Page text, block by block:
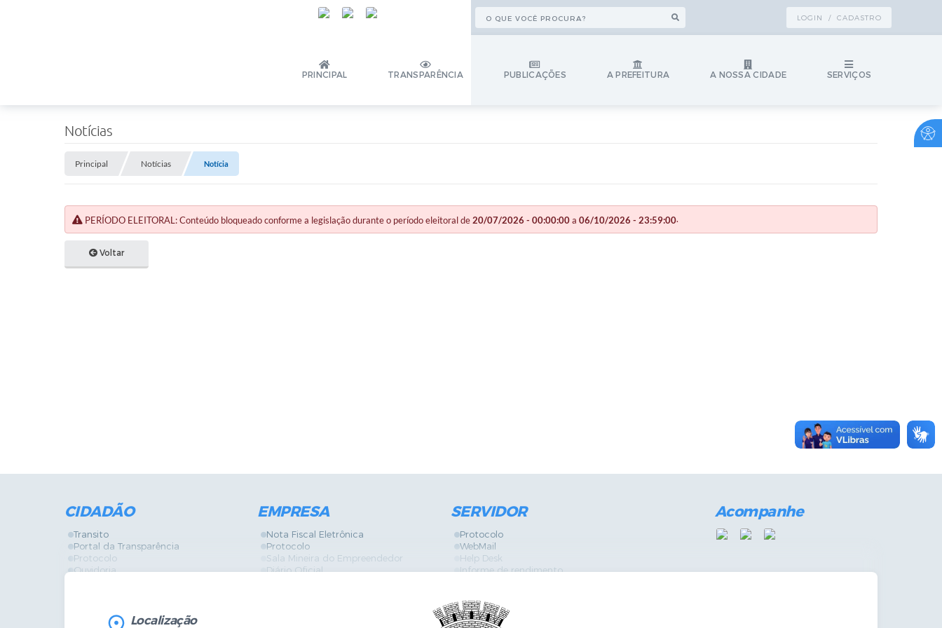
LOGIN / CADASTRO
PRINCIPAL TRANSPARÊNCIA PUBLICAÇÕES A PREFEITURA A NOSSA CIDADE SERVIÇOS
Notícias
Principal Notícias Notícia
PERÍODO ELEITORAL: Conteúdo bloqueado conforme a legislação durante o período eleitoral de20/07/2026 - 00:00:00a 06/10/2026 - 23:59:00.
Voltar
CIDADÃO
Transito
Portal da Transparência
Protocolo
Ouvidoria
Legislação
EMPRESA
Nota Fiscal Eletrônica
Protocolo
Sala Mineira do Empreendedor
Diário Oficial
SERVIDOR
Protocolo
WebMail
Help Desk
Informe de rendimento
GPI
Diário Oficial
Acompanhe
Localização